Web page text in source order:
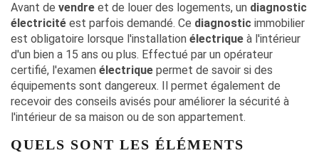
Avant de vendre et de louer des logements, un diagnostic
électricité est parfois demandé. Ce diagnostic immobilier
est obligatoire lorsque l'installation électrique à l'intérieur
d'un bien a 15 ans ou plus. Effectué par un opérateur
certifié, l'examen électrique permet de savoir si des
équipements sont dangereux. Il permet également de
recevoir des conseils avisés pour améliorer la sécurité à
l'intérieur de sa maison ou de son appartement.
QUELS SONT LES ÉLÉMENTS